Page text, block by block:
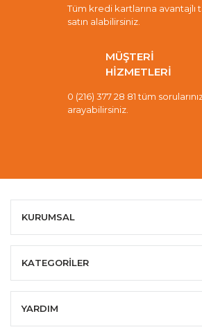
Tüm kredi kartlarına avantajlı
satın alabilirsiniz.
MÜŞTERİ
HİZMETLERİ
0 (216) 377 28 81 tüm
arayabilirsiniz.
KURUMSAL
KATEGORİLER
YARDIM